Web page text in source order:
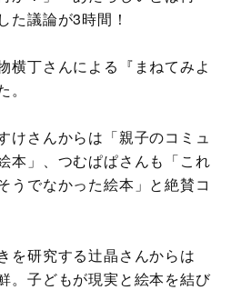
た議論が3時間！
横丁さんによる『まねてみよ
けさんからは「親子のコミュ
本」、つむぱぱさんも「これ
うでなかった絵本」と絶賛コ
を研究する辻晶さんからは
。子どもが現実と絵本を結び